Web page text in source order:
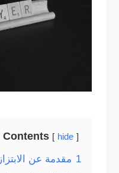
Contents hide
1 مقدمة عن الابتزاز